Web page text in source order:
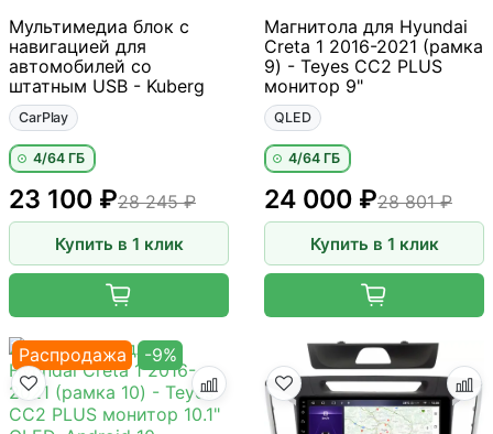
Мультимедиа блок с
навигацией для
автомобилей со
штатным USB - Kuberg
CarPlay
4/64 ГБ
28 245 ₽
23 100 ₽
Купить в 1 клик
Магнитола для Hyundai
Creta 1 2016-2021 (рамка
9) - Teyes CC2 PLUS
монитор 9"
QLED
4/64 ГБ
28 801 ₽
24 000 ₽
Купить в 1 клик
Распродажа -9%